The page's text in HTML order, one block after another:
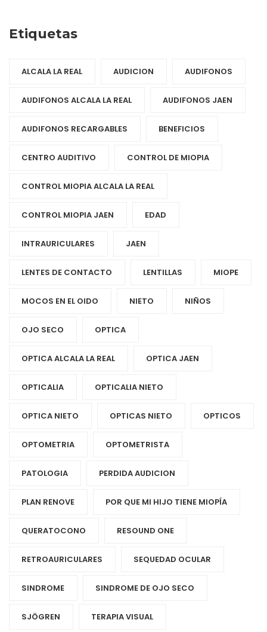
Etiquetas
ALCALA LA REAL AUDICION AUDIFONOS
AUDIFONOS ALCALA LA REAL AUDIFONOS JAEN
AUDIFONOS RECARGABLES BENEFICIOS
CENTRO AUDITIVO CONTROL DE MIOPIA
CONTROL MIOPIA ALCALA LA REAL
CONTROL MIOPIA JAEN EDAD
INTRAURICULARES JAEN
LENTES DE CONTACTO LENTILLAS MIOPE
MOCOS EN EL OIDO NIETO NIÑOS
OJO SECO OPTICA
OPTICA ALCALA LA REAL OPTICA JAEN
OPTICALIA OPTICALIA NIETO
OPTICA NIETO OPTICAS NIETO OPTICOS
OPTOMETRIA OPTOMETRISTA
PATOLOGIA PERDIDA AUDICION
PLAN RENOVE POR QUE MI HIJO TIENE MIOPÍA
QUERATOCONO RESOUND ONE
RETROAURICULARES SEQUEDAD OCULAR
SINDROME SINDROME DE OJO SECO
SJÖGREN TERAPIA VISUAL